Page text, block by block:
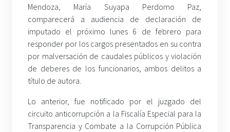
Mendoza, María Suyapa Perdomo Paz,
comparecerá a audiencia de declaración de
imputado el próximo lunes 6 de febrero para
responder por los cargos presentados en su contra
por malversación de caudales públicos y violación
de deberes de los funcionarios, ambos delitos a
título de autora.
Lo anterior, fue notificado por el juzgado del
circuito anticorrupción a la Fiscalía Especial para la
Transparencia y Combate a la Corrupción Pública